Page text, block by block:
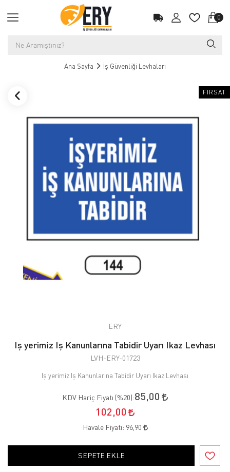
0
Ana Sayfa İş Güvenliği Levhaları
FIRSAT
ERY
Iş yerimiz Iş Kanunlarına Tabidir Uyarı Ikaz Levhası
LVH-ERY-01723
Iş yerimiz Iş Kanunlarına Tabidir Uyarı Ikaz Levhası
KDV Hariç Fiyatı (%20):85,00
102,00
Havale Fiyatı: 96,90
SEPETE EKLE